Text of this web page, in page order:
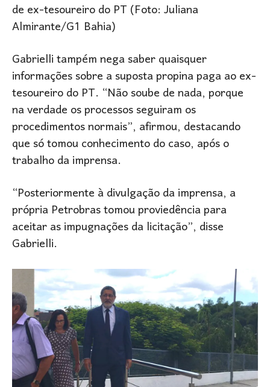
de ex-tesoureiro do PT (Foto: Juliana
Almirante/G1 Bahia)
Gabrielli tampém nega saber quaisquer
informações sobre a suposta propina paga ao ex-
tesoureiro do PT. “Não soube de nada, porque
na verdade os processos seguiram os
procedimentos normais”, afirmou, destacando
que só tomou conhecimento do caso, após o
trabalho da imprensa.
“Posteriormente à divulgação da imprensa, a
própria Petrobras tomou proviedência para
aceitar as impugnações da licitação”, disse
Gabrielli.